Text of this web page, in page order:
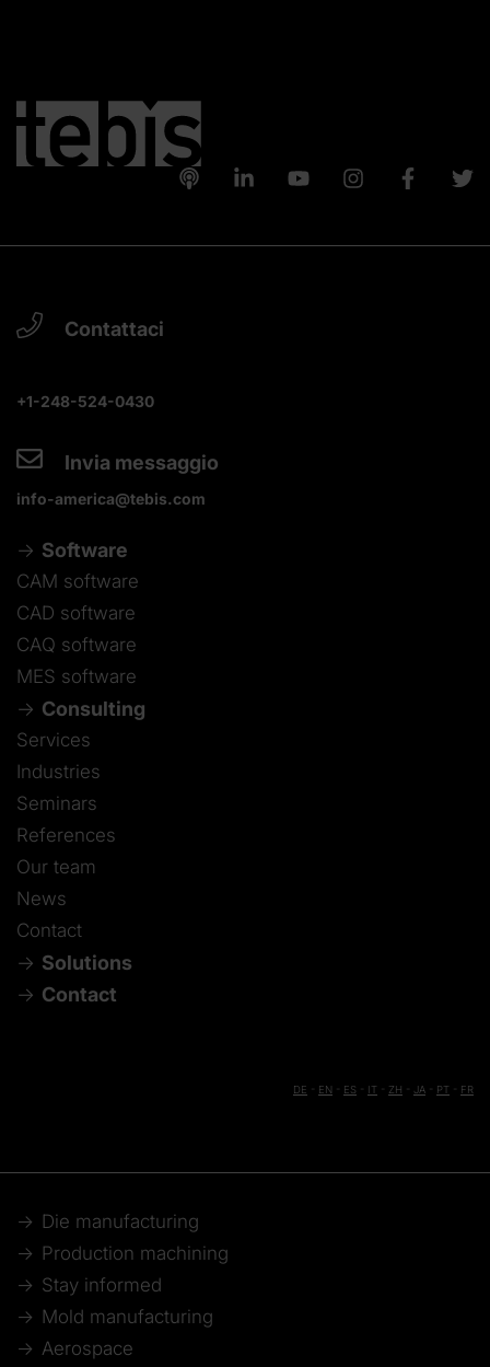
Contattaci
+1-248-524-0430
Invia messaggio
info-america@tebis.com
Software
CAM software
CAD software
CAQ software
MES software
Consulting
Services
Industries
Seminars
References
Our team
News
Contact
Solutions
Contact
DE EN ES IT ZH JA PT FR
Die manufacturing
Production machining
Stay informed
Mold manufacturing
Aerospace